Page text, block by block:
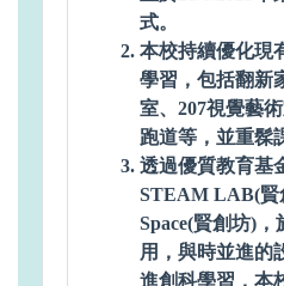
式。
本校持續優化現
學習，包括翻新
室、207視覺藝
跑道等，並重髹
透過優質教育基
STEAM LAB(賢
Space(賢創坊)
用，與時並進的
進創科學習，本